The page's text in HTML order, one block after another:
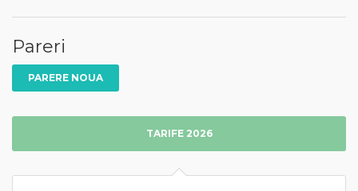
Pareri
PARERE NOUA
TARIFE 2026